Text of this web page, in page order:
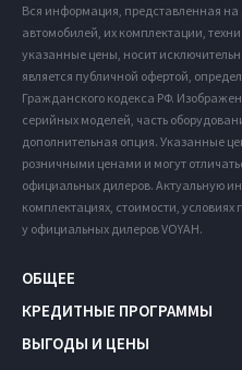
Вся информация, представленная
автомобилей, их комплектации,
указанные цены, носит
является публичной офертой,
Гражданского кодекса РФ.
серийных моделей, часть
дополнительная опция. Указанные
розничными ценами и могут
официальных дилеров. Актуальную
комплектациях, стоимости,
у официальных дилеров VOYAH.
ОБЩЕЕ
КРЕДИТНЫЕ ПРОГРАММЫ
ВЫГОДЫ И ЦЕНЫ